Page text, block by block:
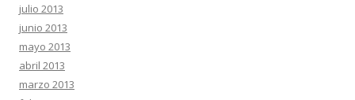
julio 2013
junio 2013
mayo 2013
abril 2013
marzo 2013